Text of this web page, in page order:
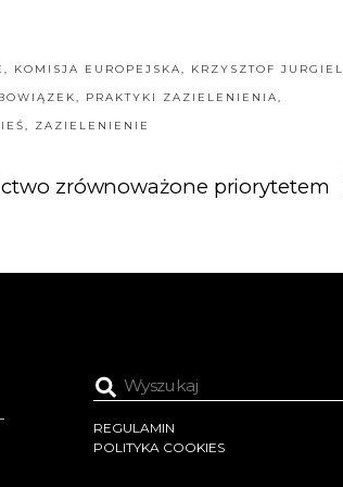
, KOMISJA EUROPEJSKA, KRZYSZTOF JURGIEL
, PRAKTYKI ZAZIELENIENIA,
, ZAZIELENIENIE
zrównoważone priorytetem
REGULAMIN
POLITYKA COOKIES